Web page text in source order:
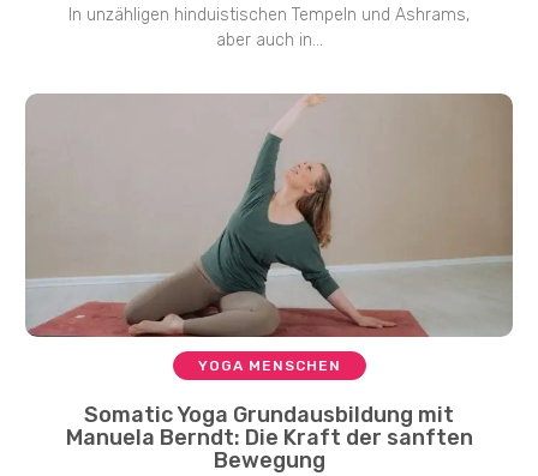
In unzähligen hinduistischen Tempeln und Ashrams,
aber auch in...
YOGA MENSCHEN
Somatic Yoga Grundausbildung mit
Manuela Berndt: Die Kraft der sanften
Bewegung